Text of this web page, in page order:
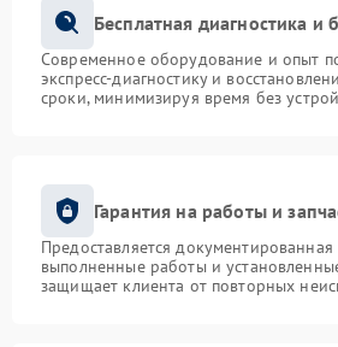
Бесплатная диагностика
Современное оборудование и опыт
экспресс-диагностику и
сроки, минимизируя время без
Гарантия на работы и
Предоставляется документированная
выполненные работы и
защищает клиента от повторных